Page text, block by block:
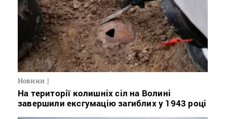
Новини
На території колишніх сіл на Волині
завершили ексгумацію загиблих у 1943 році